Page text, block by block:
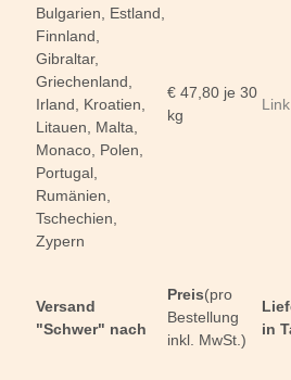
Bulgarien, Estland,
Finnland,
Gibraltar,
Griechenland,
Irland, Kroatien,
Litauen, Malta,
Monaco, Polen,
Portugal,
Rumänien,
Tschechien,
Zypern
€ 47,80 je 30
kg
Link
Versand
"Schwer" nach
Preis(pro
Bestellung
inkl. MwSt.)
in